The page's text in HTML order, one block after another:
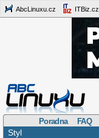
AbcLinuxu.cz ITBiz.cz
Poradna FAQ
Styl